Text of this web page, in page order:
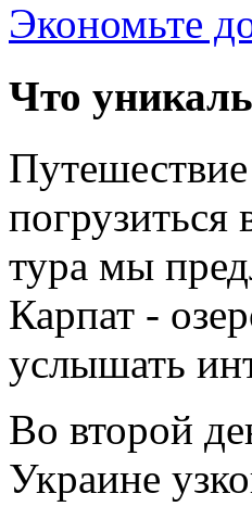
Экономьте
Что
погрузиться
тура мы
Карпат -
услышать
Во второй
Украине